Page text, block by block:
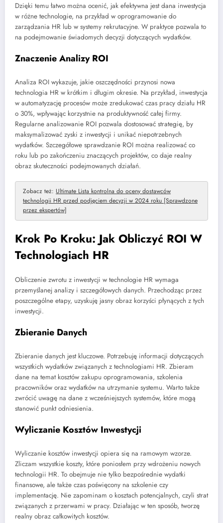
Dzięki temu łatwo można ocenić, jak efektywna jest dana inwestycja
w różne technologie, na przykład w oprogramowanie do
zarządzania HR lub w systemy rekrutacyjne. W praktyce pozwala to
na podejmowanie świadomych decyzji dotyczących wydatków.
Znaczenie Analizy ROI
Analiza ROI wykazuje, jakie oszczędności przynosi nowa
technologia HR w krótkim i długim okresie. Na przykład, inwestycja
w automatyzację procesów może zredukować czas pracy działu HR
o 30%, wpływając korzystnie na produktywność całej firmy.
Regularne analizowanie ROI pozwala dostosować strategię, by
maksymalizować zyski z inwestycji i unikać niepotrzebnych
wydatków. Szczegółowe sprawdzanie ROI można realizować co
roku lub po zakończeniu znaczących projektów, co daje realny
obraz skuteczności podejmowanych działań.
Zobacz też: Ultimate Lista kontrolna do oceny dostawców
technologii HR przed podjęciem decyzji w 2024 roku [Sprawdzone
przez ekspertów]
Krok Po Kroku: Jak Obliczyć ROI W
Technologiach HR
Obliczenie zwrotu z inwestycji w technologie HR wymaga
przemyślanej analizy i szczegółowych danych. Przechodząc przez
poszczególne etapy, uzyskuję jasny obraz korzyści płynących z tych
inwestycji.
Zbieranie Danych
Zbieranie danych jest kluczowe. Potrzebuję informacji dotyczących
wszystkich wydatków związanych z technologiami HR. Zbieram
dane na temat kosztów zakupu oprogramowania, szkolenia
pracowników oraz wydatków na utrzymanie systemu. Warto także
zwrócić uwagę na dane z wcześniejszych systemów, które mogą
stanowić punkt odniesienia.
Wyliczanie Kosztów Inwestycji
Wyliczanie kosztów inwestycji opiera się na ramowym wzorze.
Zliczam wszystkie koszty, które poniosłem przy wdrożeniu nowych
technologii HR. To obejmuje nie tylko bezpośrednie wydatki
finansowe, ale także czas poświęcony na szkolenie czy
implementację. Nie zapominam o kosztach potencjalnych, czyli strat
związanych z przerwami w pracy. Działając w ten sposób, tworzę
realny obraz całkowitych kosztów.